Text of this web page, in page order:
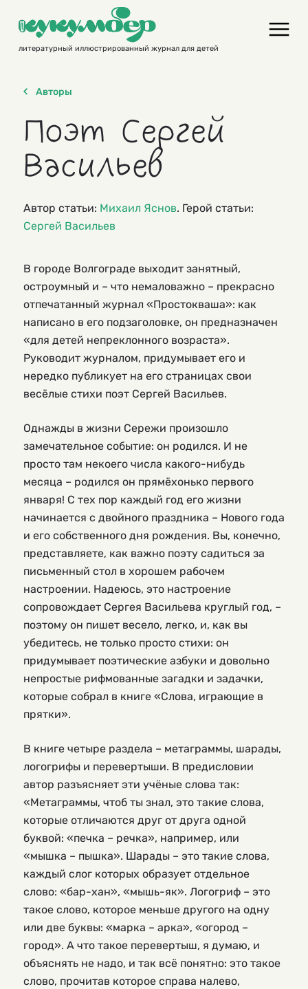
contentлитературный иллюстрированный журнал для детей
Авторы
Поэт Сергей
Васильев
Автор статьи: Михаил Яснов. Герой статьи:
Сергей Васильев
В городе Волгограде выходит занятный,
остроумный и – что немаловажно – прекрасно
отпечатанный журнал «Простокваша»: как
написано в его подзаголовке, он предназначен
«для детей непреклонного возраста».
Руководит журналом, придумывает его и
нередко публикует на его страницах свои
весёлые стихи поэт Сергей Васильев.
Однажды в жизни Сережи произошло
замечательное событие: он родился. И не
просто там некоего числа какого-нибудь
месяца – родился он прямёхонько первого
января! С тех пор каждый год его жизни
начинается с двойного праздника – Нового года
и его собственного дня рождения. Вы, конечно,
представляете, как важно поэту садиться за
письменный стол в хорошем рабочем
настроении. Надеюсь, это настроение
сопровождает Сергея Васильева круглый год, –
поэтому он пишет весело, легко, и, как вы
убедитесь, не только просто стихи: он
придумывает поэтические азбуки и довольно
непростые рифмованные загадки и задачки,
которые собрал в книге «Слова, играющие в
прятки».
В книге четыре раздела – метаграммы, шарады,
логогрифы и перевертыши. В предисловии
автор разъясняет эти учёные слова так:
«Метаграммы, чтоб ты знал, это такие слова,
которые отличаются друг от друга одной
буквой: «печка – речка», например, или
«мышка – пышка». Шарады – это такие слова,
каждый слог которых образует отдельное
слово: «бар-хан», «мышь-як». Логогриф – это
такое слово, которое меньше другого на одну
или две буквы: «марка – арка», «огород –
город». А что такое перевертыш, я думаю, и
объяснять не надо, и так всё понятно: это такое
слово, прочитав которое справа налево,